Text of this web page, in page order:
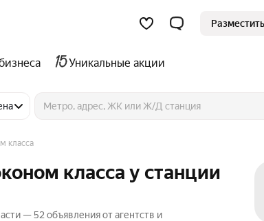
Уникальные акции
класса
класса у станции
— 52 объявления от агентств и